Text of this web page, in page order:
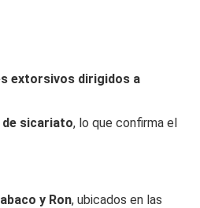
extorsivos dirigidos a
sicariato, lo que confirma el
y Ron, ubicados en las